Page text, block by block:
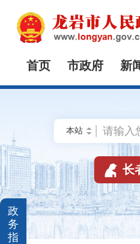
政
务
指
首页 市政府 新
 长